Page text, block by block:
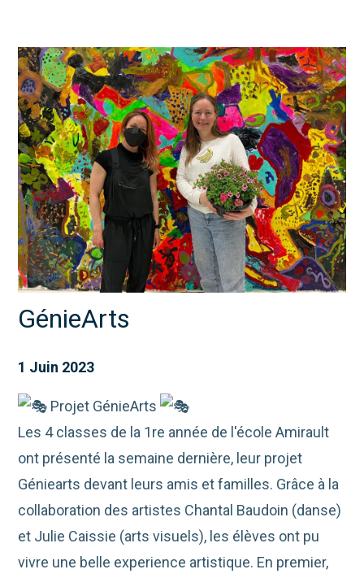
GénieArts
1 Juin 2023
Projet GénieArts
Les 4 classes de la 1re année de l'école Amirault
ont présenté la semaine dernière, leur projet
Géniearts devant leurs amis et familles. Grâce à la
collaboration des artistes Chantal Baudoin (danse)
et Julie Caissie (arts visuels), les élèves ont pu
vivre une belle experience artistique. En premier,